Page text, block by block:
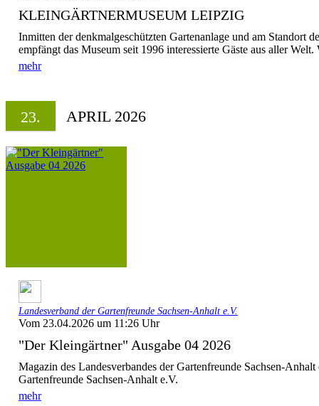
KLEINGÄRTNERMUSEUM LEIPZIG
Inmitten der denkmalgeschützten Gartenanlage und am Standort
empfängt das Museum seit 1996 interessierte Gäste aus aller
mehr
23. APRIL 2026
Landesverband der Gartenfreunde Sachsen-Anhalt e.V.
Vom 23.04.2026 um 11:26 Uhr
"Der Kleingärtner" Ausgabe 04 2026
Magazin des Landesverbandes der Gartenfreunde Sachsen-
Gartenfreunde Sachsen-Anhalt e.V.
mehr